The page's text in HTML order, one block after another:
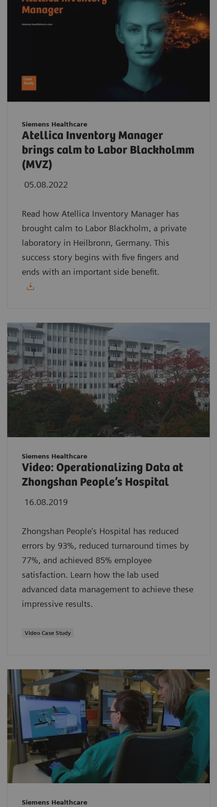
Siemens Healthcare
Atellica Inventory Manager
brings calm to Labor Blackholmm
(MVZ)
05.08.2022
Read how Atellica Inventory Manager has
brought calm to Labor Blackholm, a private
laboratory in Heilbronn, Germany. This
success story begins with five fingers and
ends with an important side benefit.
Siemens Healthcare
Video: Operationalizing Data at
Zhongshan People’s Hospital
16.08.2019
Zhongshan People’s Hospital has reduced
errors by 93%, reduced turnaround times by
77%, and achieved 85% employee
satisfaction. Learn how the lab used
advanced data management to achieve these
impressive results.
Video Case Study
Siemens Healthcare